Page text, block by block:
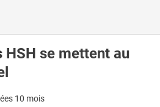
HSH se mettent au
10 mois